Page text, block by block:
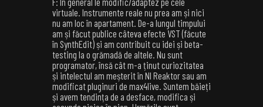
virtuale. Instrumente reale nu prea am și nici
nu am loc în apartament. De-a lungul timpului
am și făcut publice câteva efecte VST (făcute
în SynthEdit) și am contribuit cu idei și beta-
testing la o grămadă de altele. Nu sunt
programator, însă cât m-a ținut curiozitatea
și intelectul am meșterit în NI Reaktor sau am
modificat pluginuri de max4live. Suntem băieți
și avem tendința de a desface, modifica și